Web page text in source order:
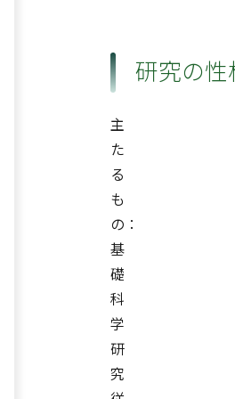
研究の性
主
た
る
も
の：
基
礎
科
学
研
究